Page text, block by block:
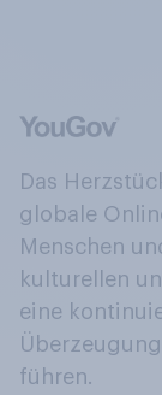
Das
globale
Menschen
kulturellen
eine
führen.